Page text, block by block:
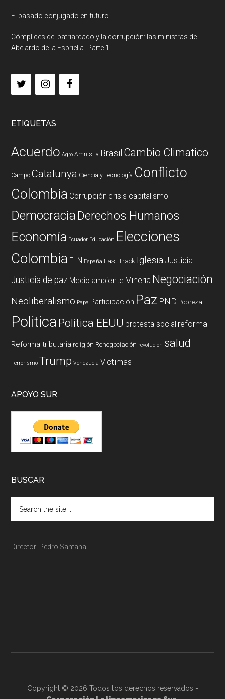
El pasado conjugado en futuro
Cómplices del patriarcado y la corrupción: las ministras de
Abelardo de la Espriella- Parte 1
ETIQUETAS
Acuerdo Agro Amnistia Brasil Cambio Climatico
Campo Catalunya Ciencia y Tecnología Conflicto
Colombia Corrupción crisis capitalismo
DemocraciaDerechos Humanos
Economía Ecuador Educación Elecciones
Colombia ELN España Fast Track Iglesia Justicia
Justicia de paz Medio ambiente Mineria Negociación
Neoliberalismo Papa Participación Paz PND Pobreza
PoliticaPolitica EEUU protesta social reforma
Reforma tributaria religión Renegociación revolucion salud
Terrorismo Trump Venezuela Victimas
APOYO SUR
BUSCAR
Director: Pedro Santana
Copyright © 2026 Todos los derechos reservados -